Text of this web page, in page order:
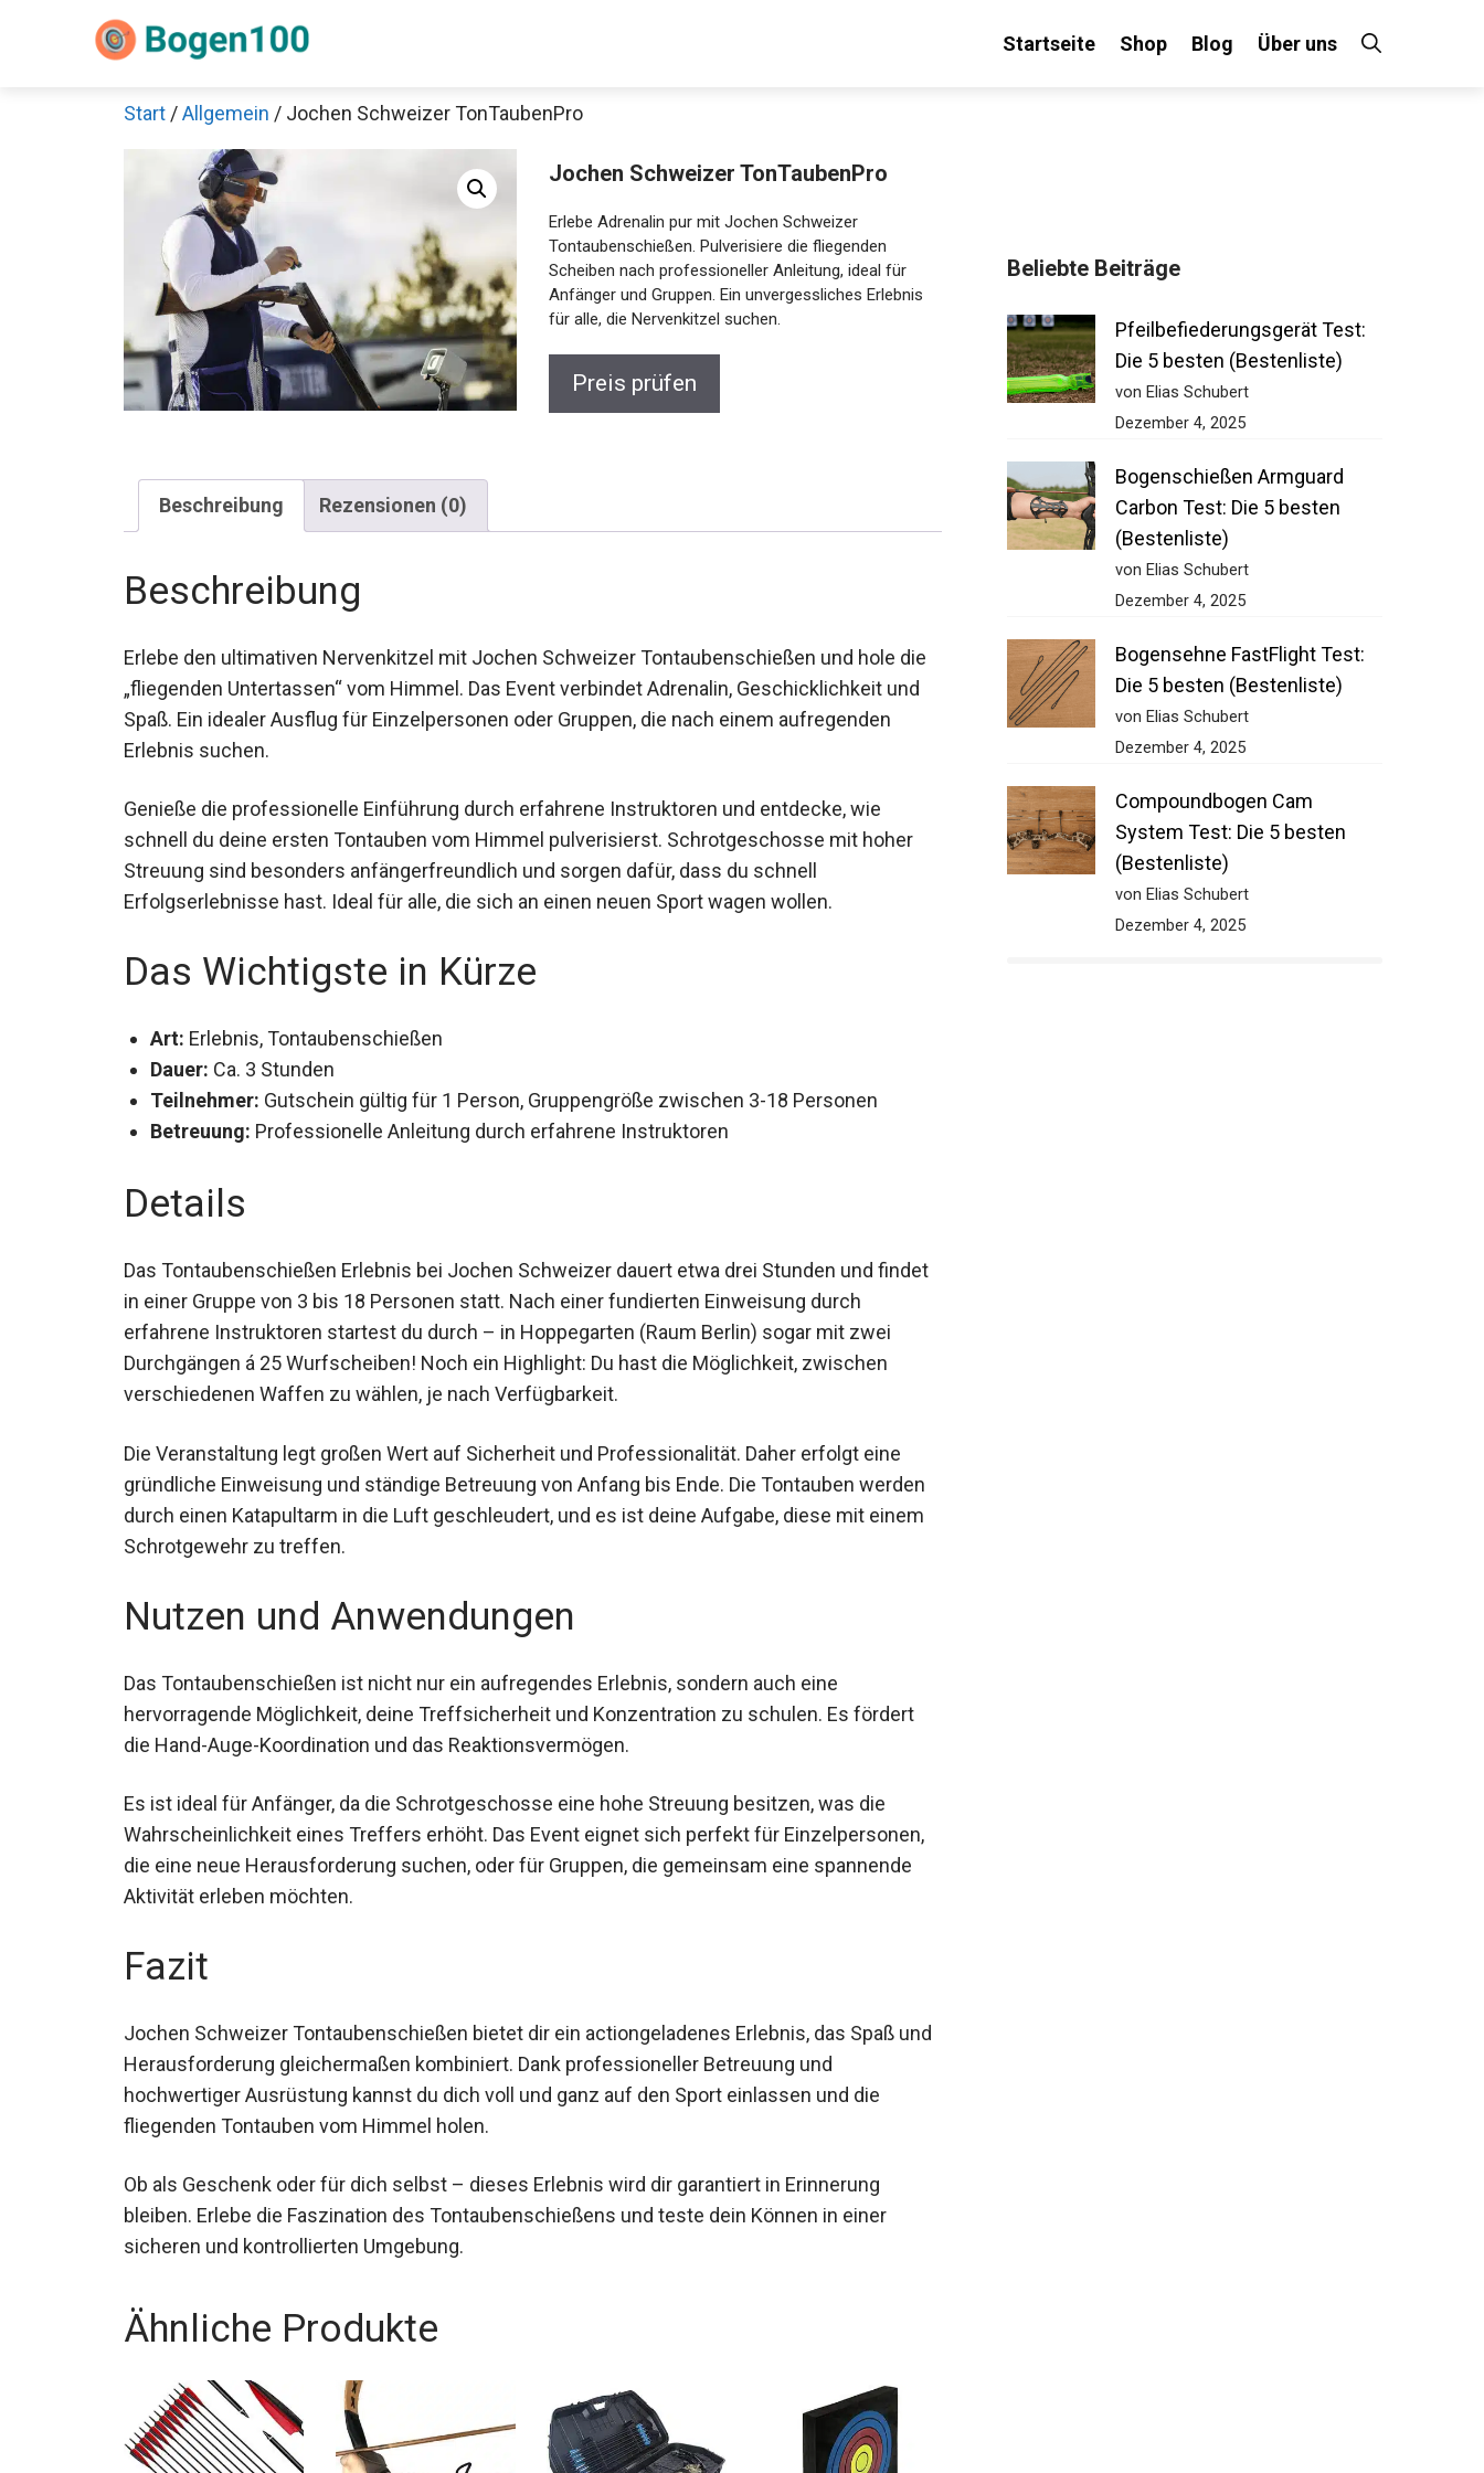
Startseite Shop Blog Über uns
Start /Allgemein / Jochen Schweizer TonTaubenPro
Jochen Schweizer TonTaubenPro
Erlebe Adrenalin pur mit Jochen Schweizer
Tontaubenschießen. Pulverisiere die fliegenden
Scheiben nach professioneller Anleitung, ideal für
Anfänger und Gruppen. Ein unvergessliches Erlebnis
für alle, die Nervenkitzel suchen.
Preis prüfen
Beschreibung Rezensionen (0)
Beschreibung
Erlebe den ultimativen Nervenkitzel mit Jochen Schweizer Tontaubenschießen und hole die
„fliegenden Untertassen“ vom Himmel. Das Event verbindet Adrenalin, Geschicklichkeit und
Spaß. Ein idealer Ausflug für Einzelpersonen oder Gruppen, die nach einem aufregenden
Erlebnis suchen.
Genieße die professionelle Einführung durch erfahrene Instruktoren und entdecke, wie
schnell du deine ersten Tontauben vom Himmel pulverisierst. Schrotgeschosse mit hoher
Streuung sind besonders anfängerfreundlich und sorgen dafür, dass du schnell
Erfolgserlebnisse hast. Ideal für alle, die sich an einen neuen Sport wagen wollen.
Das Wichtigste in Kürze
Art: Erlebnis, Tontaubenschießen
Dauer: Ca. 3 Stunden
Teilnehmer: Gutschein gültig für 1 Person, Gruppengröße zwischen 3-18 Personen
Betreuung: Professionelle Anleitung durch erfahrene Instruktoren
Details
Das Tontaubenschießen Erlebnis bei Jochen Schweizer dauert etwa drei Stunden und findet
in einer Gruppe von 3 bis 18 Personen statt. Nach einer fundierten Einweisung durch
erfahrene Instruktoren startest du durch – in Hoppegarten (Raum Berlin) sogar mit zwei
Durchgängen á 25 Wurfscheiben! Noch ein Highlight: Du hast die Möglichkeit, zwischen
verschiedenen Waffen zu wählen, je nach Verfügbarkeit.
Die Veranstaltung legt großen Wert auf Sicherheit und Professionalität. Daher erfolgt eine
gründliche Einweisung und ständige Betreuung von Anfang bis Ende. Die Tontauben werden
durch einen Katapultarm in die Luft geschleudert, und es ist deine Aufgabe, diese mit einem
Schrotgewehr zu treffen.
Nutzen und Anwendungen
Das Tontaubenschießen ist nicht nur ein aufregendes Erlebnis, sondern auch eine
hervorragende Möglichkeit, deine Treffsicherheit und Konzentration zu schulen. Es fördert
die Hand-Auge-Koordination und das Reaktionsvermögen.
Es ist ideal für Anfänger, da die Schrotgeschosse eine hohe Streuung besitzen, was die
Wahrscheinlichkeit eines Treffers erhöht. Das Event eignet sich perfekt für Einzelpersonen,
die eine neue Herausforderung suchen, oder für Gruppen, die gemeinsam eine spannende
Aktivität erleben möchten.
Fazit
Jochen Schweizer Tontaubenschießen bietet dir ein actiongeladenes Erlebnis, das Spaß
und Herausforderung gleichermaßen kombiniert. Dank professioneller Betreuung und
hochwertiger Ausrüstung kannst du dich voll und ganz auf den Sport einlassen und die
fliegenden Tontauben vom Himmel holen.
Ob als Geschenk oder für dich selbst – dieses Erlebnis wird dir garantiert in Erinnerung
bleiben. Erlebe die Faszination des Tontaubenschießens und teste dein Können in einer
sicheren und kontrollierten Umgebung.
Ähnliche Produkte
Beliebte Beiträge
Pfeilbefiederungsgerät Test:
Die 5 besten (Bestenliste)
von Elias Schubert
Dezember 4, 2025
Bogenschießen Armguard
Carbon Test: Die 5 besten
(Bestenliste)
von Elias Schubert
Dezember 4, 2025
Bogensehne FastFlight Test:
Die 5 besten (Bestenliste)
von Elias Schubert
Dezember 4, 2025
Compoundbogen Cam
System Test: Die 5 besten
(Bestenliste)
von Elias Schubert
Dezember 4, 2025
Jetzt anschauen